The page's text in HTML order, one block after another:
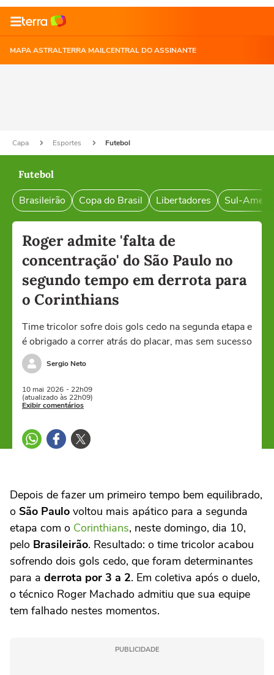
MAPA ASTRALTERRA MAILCENTRAL DO ASSINANTE
Capa Esportes Futebol
Futebol
Brasileirão Copa do Brasil Libertadores Sul-
Roger admite 'falta de
concentração' do São Paulo no
segundo tempo em derrota para
o Corinthians
Time tricolor sofre dois gols cedo na segunda etapa e
é obrigado a correr atrás do placar, mas sem sucesso
Sergio Neto
10 mai 2026 - 22h09
(atualizado às 22h09)
Exibir comentários
Depois de fazer um primeiro tempo bem equilibrado,
o São Paulo voltou mais apático para a segunda
etapa com o Corinthians, neste domingo, dia 10,
pelo Brasileirão. Resultado: o time tricolor acabou
sofrendo dois gols cedo, que foram determinantes
para a derrota por 3 a 2. Em coletiva após o duelo,
o técnico Roger Machado admitiu que sua equipe
tem falhado nestes momentos.
PUBLICIDADE